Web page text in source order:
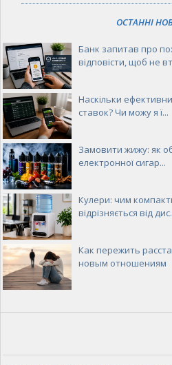
ОСТАННІ
Банк запитав про
відповісти, щоб не
Наскільки
ставок? Чи можу я ї...
Замовити жижу: як
електронної сигар...
Кулери: чим
відрізняється від
Как пережить
новым отношениям